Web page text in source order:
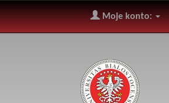
Moje konto: